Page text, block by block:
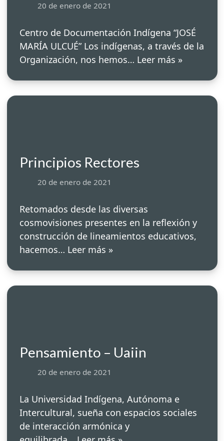
20 de enero de 2021
Centro de Documentación Indígena “JOSÉ
MARÍA ULCUÉ” Los indígenas, a través de la
Organización, nos hemos… Leer más »
Principios Rectores
20 de enero de 2021
Retomados desde las diversas
cosmovisiones presentes en la reflexión y
construcción de lineamientos educativos,
hacemos… Leer más »
Pensamiento – Uaiin
20 de enero de 2021
La Universidad Indígena, Autónoma e
Intercultural, sueña con espacios sociales
de interacción armónica y